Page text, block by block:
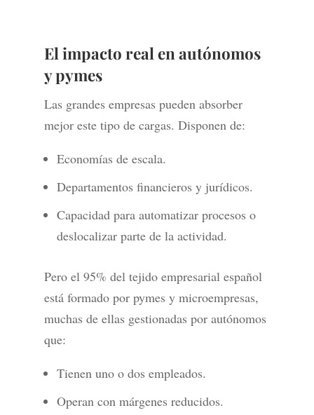
El impacto real en autónomos
y pymes
Las grandes empresas pueden absorber
mejor este tipo de cargas. Disponen de:
Economías de escala.
Departamentos financieros y jurídicos.
Capacidad para automatizar procesos o
deslocalizar parte de la actividad.
Pero el 95% del tejido empresarial español
está formado por pymes y microempresas,
muchas de ellas gestionadas por autónomos
que:
Tienen uno o dos empleados.
Operan con márgenes reducidos.